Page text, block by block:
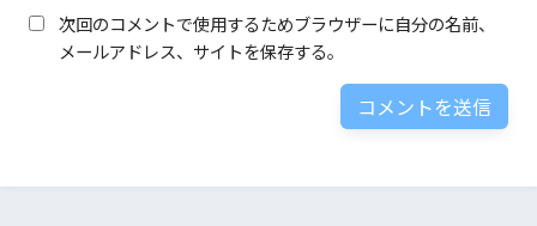
次回のコメントで使用するためブラウザーに自分の名前、
メールアドレス、サイトを保存する。